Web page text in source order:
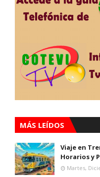
MÁS LEÍDOS
Viaje en
Horarios y
Martes,